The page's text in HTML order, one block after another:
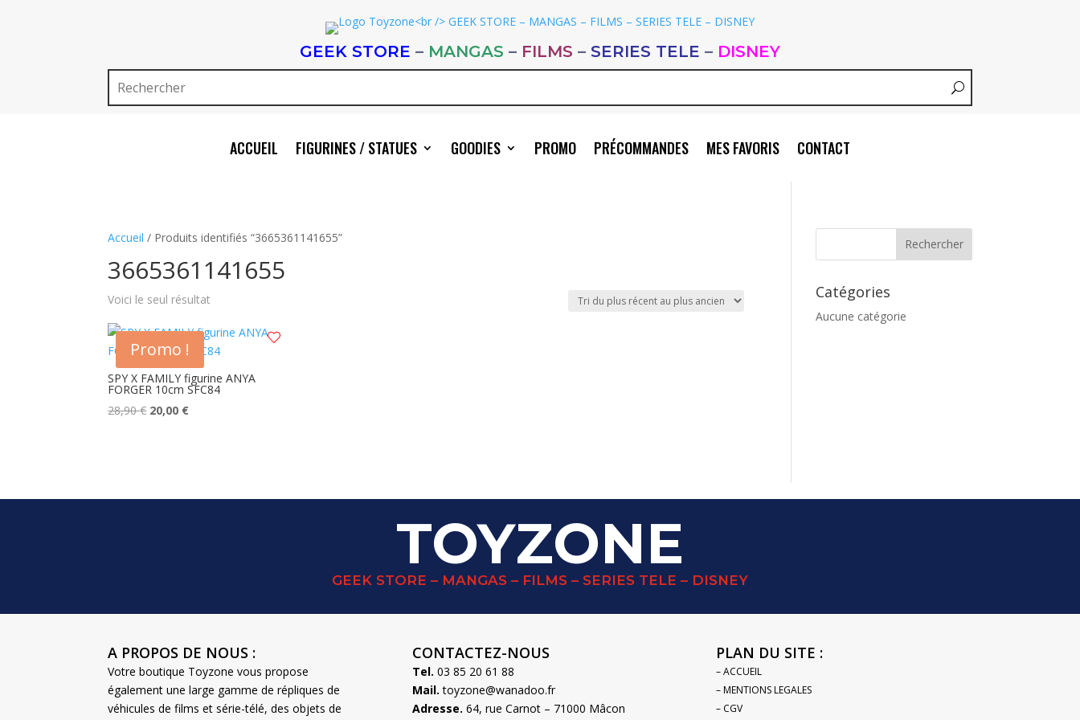
GEEK STORE – MANGAS – FILMS – SERIES TELE – DISNEY
ACCUEIL FIGURINES / STATUES GOODIES PROMO PRÉCOMMANDES MES FAVORIS CONTACT
Accueil / Produits identifiés “3665361141655”
3665361141655
Voici le seul résultat
Promo !
SPY X FAMILY figurine ANYA
FORGER 10cm SFC84
28,90€ Le
20,00 €Le
Catégories
Aucune catégorie
TOYZONE
GEEK STORE – MANGAS – FILMS – SERIES TELE – DISNEY
A PROPOS DE NOUS :
Votre boutique Toyzone vous propose
également une large gamme de répliques de
véhicules de films et série-télé, des objets de
CONTACTEZ-NOUS
Tel. 03 85 20 61 88
Mail. toyzone@wanadoo.fr
Adresse. 64, rue Carnot – 71000 Mâcon
PLAN DU SITE :
– ACCUEIL
– MENTIONS LEGALES
– CGV